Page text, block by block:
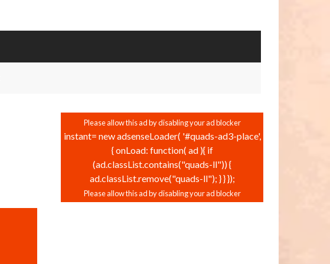
instant= new adsenseLoader( '#quads-ad3-place',
{ onLoad: function( ad ){ if
(ad.classList.contains("quads-ll")) {
ad.classList.remove("quads-ll"); } } });